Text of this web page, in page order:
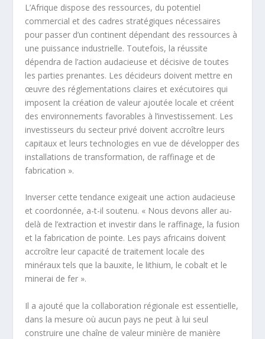
L’Afrique dispose des ressources, du potentiel
commercial et des cadres stratégiques nécessaires
pour passer d’un continent dépendant des ressources à
une puissance industrielle. Toutefois, la réussite
dépendra de l’action audacieuse et décisive de toutes
les parties prenantes. Les décideurs doivent mettre en
œuvre des réglementations claires et exécutoires qui
imposent la création de valeur ajoutée locale et créent
des environnements favorables à l’investissement. Les
investisseurs du secteur privé doivent accroître leurs
capitaux et leurs technologies en vue de développer des
installations de transformation, de raffinage et de
fabrication ».
Inverser cette tendance exigeait une action audacieuse
et coordonnée, a-t-il soutenu. « Nous devons aller au-
delà de l’extraction et investir dans le raffinage, la fusion
et la fabrication de pointe. Les pays africains doivent
accroître leur capacité de traitement locale des
minéraux tels que la bauxite, le lithium, le cobalt et le
minerai de fer ».
Il a ajouté que la collaboration régionale est essentielle,
dans la mesure où aucun pays ne peut à lui seul
construire une chaîne de valeur minière de manière